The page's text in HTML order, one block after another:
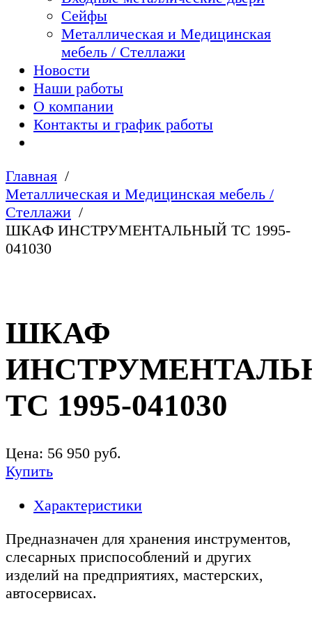
Сейфы
Металлическая и Медицинская
мебель / Стеллажи
Новости
Наши работы
О компании
Контакты и график работы
Главная
Металлическая и Медицинская мебель /
Стеллажи
ШКАФ ИНСТРУМЕНТАЛЬНЫЙ ТС 1995-
041030
ШКАФ
ТС 1995-041030
Цена: 56 950 руб.
Купить
Характеристики
Предназначен для хранения инструментов,
слесарных приспособлений и других
изделий на предприятиях, мастерских,
автосервисах.